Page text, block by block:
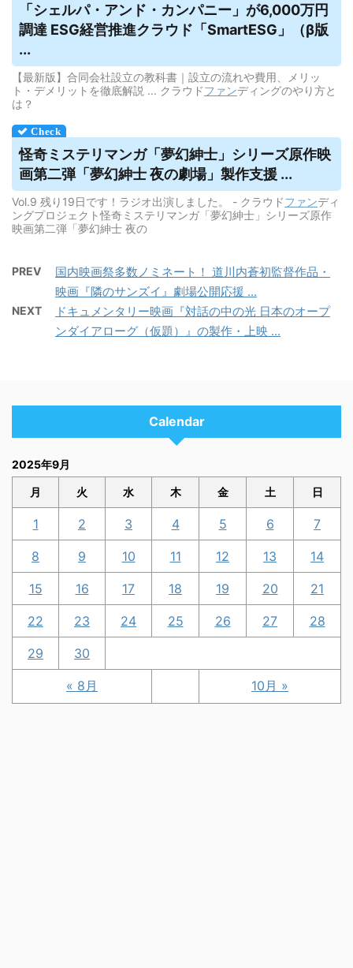
「シェルパ・アンド・カンパニー」が6,000万円
調達 ESG経営推進クラウド 「SmartESG」（β版
...
【最新版】合同会社設立の教科書｜設立の流れや費用、メリッ
ト・デメリットを徹底解説 ... クラウドファンディングのやり方と
は？
怪奇ミステリマンガ「夢幻紳士」シリーズ原作映
画第二弾「夢幻紳士 夜の劇場」製作支援 ...
Vol.9 残り19日です！ラジオ出演しました。 - クラウドファンディ
ングプロジェクト怪奇ミステリマンガ「夢幻紳士」シリーズ原作
映画第二弾「夢幻紳士 夜の
PREV
国内映画祭多数ノミネート！ 道川内蒼初監督作品・
映画『隣のサンズイ』劇場公開応援 ...
NEXT
ドキュメンタリー映画『対話の中の光 日本のオープ
ンダイアローグ（仮題）』の製作・上映 ...
Calendar
2025年9月
月 火 水 木 金 土 日
« 8月 10月 »
1 2 3 4 5 6 7
8 9 10 11 12 13 14
15 16 17 18 19 20 21
22 23 24 25 26 27 28
29 30